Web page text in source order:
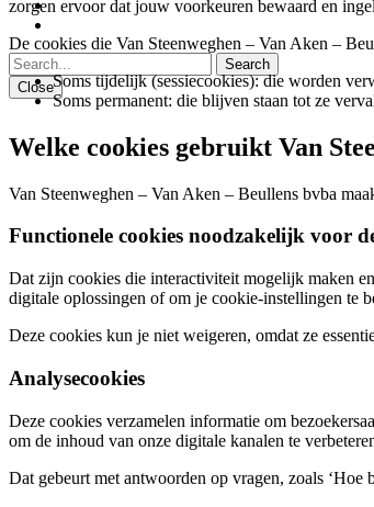
Close
zorgen ervoor dat jouw voorkeuren bewaard en
De cookies die Van Steenweghen – Van Aken –
Soms tijdelijk (sessiecookies): die worden
Soms permanent: die blijven staan tot ze
Welke cookies gebruikt Van
Van Steenweghen – Van Aken – Beullens bvba
Functionele cookies noodzakelijk voor
Dat zijn cookies die interactiviteit mogelijk maken
digitale oplossingen of om je cookie-instellingen te
Deze cookies kun je niet weigeren, omdat ze
Analysecookies
Deze cookies verzamelen informatie om
om de inhoud van onze digitale kanalen te
Dat gebeurt met antwoorden op vragen, zoals ‘Hoe